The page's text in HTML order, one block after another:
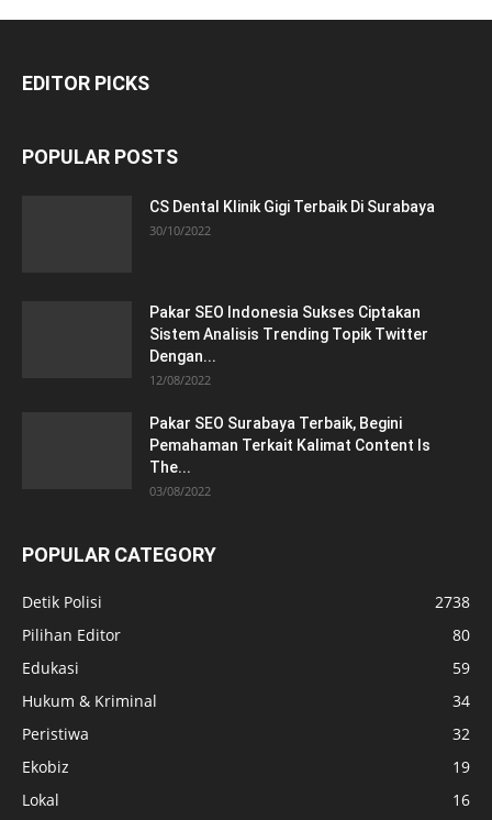
EDITOR PICKS
POPULAR POSTS
CS Dental Klinik Gigi Terbaik Di Surabaya
30/10/2022
Pakar SEO Indonesia Sukses Ciptakan
Sistem Analisis Trending Topik Twitter
Dengan...
12/08/2022
Pakar SEO Surabaya Terbaik, Begini
Pemahaman Terkait Kalimat Content Is
The...
03/08/2022
POPULAR CATEGORY
Detik Polisi
2738
Pilihan Editor
80
Edukasi
59
Hukum & Kriminal
34
Peristiwa
32
Ekobiz
19
Lokal
16